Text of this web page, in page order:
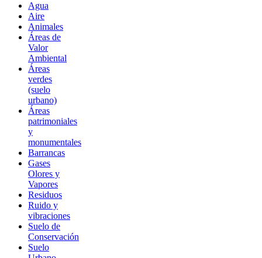
Agua
Aire
Animales
Áreas de
Valor
Ambiental
Áreas
verdes
(suelo
urbano)
Áreas
patrimoniales
y
monumentales
Barrancas
Gases
Olores y
Vapores
Residuos
Ruido y
vibraciones
Suelo de
Conservación
Suelo